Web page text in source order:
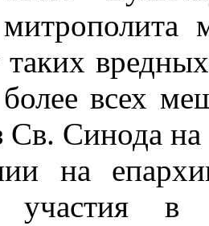
таких
всех
Св. Синода на
на
участия в